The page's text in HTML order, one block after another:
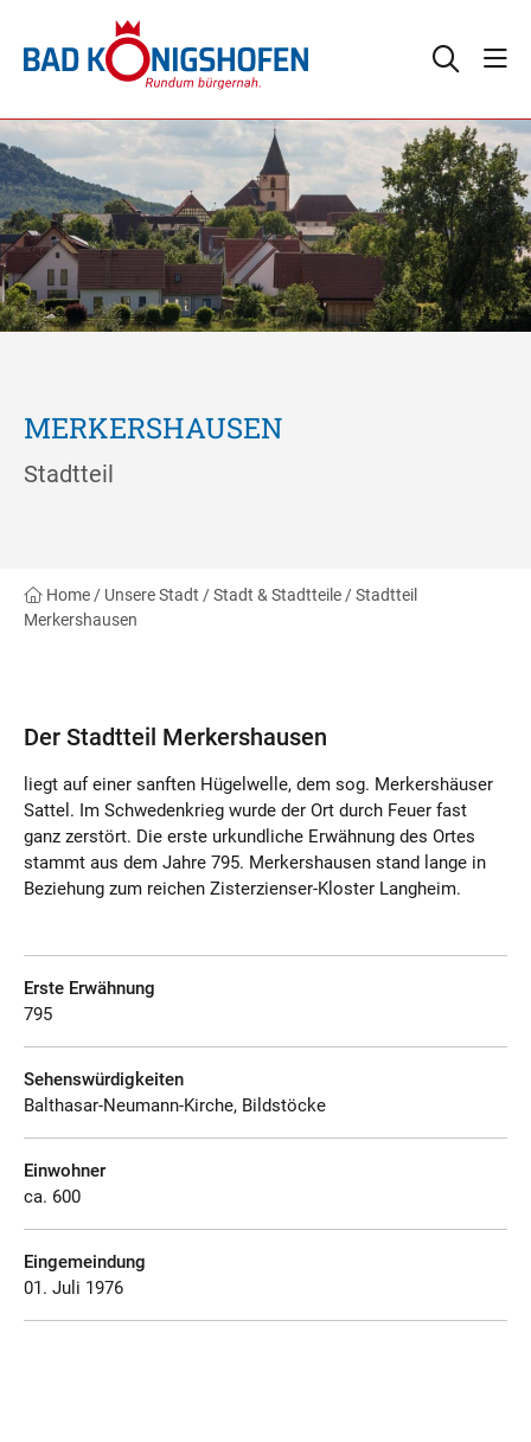
MERKERSHAUSEN
Stadtteil
Home / Unsere Stadt /Stadt & Stadtteile /Stadtteil
Merkershausen
Der Stadtteil Merkershausen
liegt auf einer sanften Hügelwelle, dem sog. Merkershäuser
Sattel. Im Schwedenkrieg wurde der Ort durch Feuer fast
ganz zerstört. Die erste urkundliche Erwähnung des Ortes
stammt aus dem Jahre 795. Merkershausen stand lange in
Beziehung zum reichen Zisterzienser-Kloster Langheim.
Erste Erwähnung
795
Sehenswürdigkeiten
Balthasar-Neumann-Kirche, Bildstöcke
Einwohner
ca. 600
Eingemeindung
01. Juli 1976